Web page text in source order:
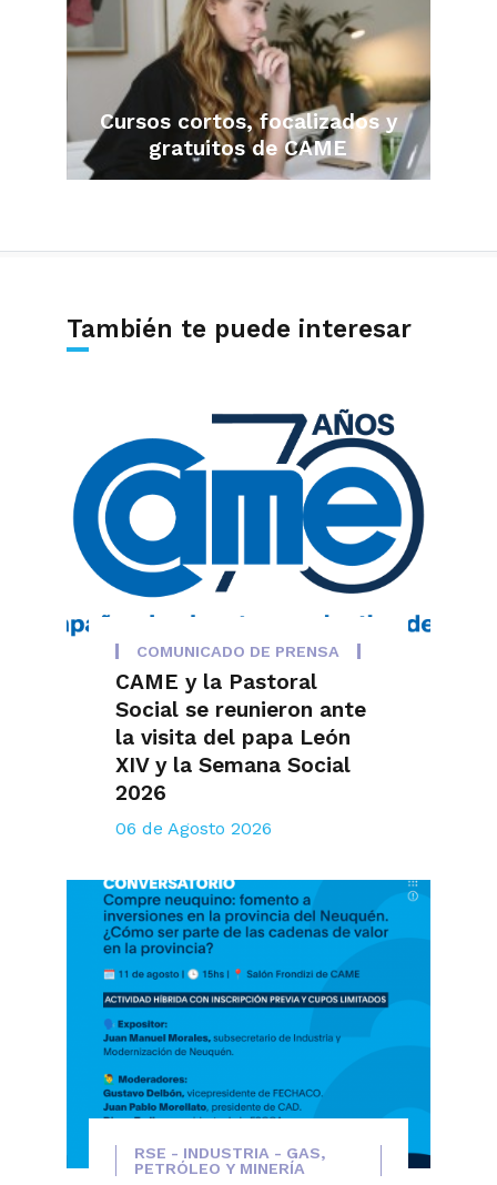
Cursos cortos, focalizados y
gratuitos de CAME
También te puede interesar
COMUNICADO DE PRENSA
CAME y la Pastoral
Social se reunieron ante
la visita del papa León
XIV y la Semana Social
2026
06 de Agosto 2026
RSE - INDUSTRIA - GAS,
PETRÓLEO Y MINERÍA